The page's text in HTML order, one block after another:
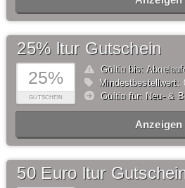
25%
GUTSCHEIN
25% ltur Gutschein
Gültig bis:
Mindestbestellwert:
Gültig für: Neu- &
Anzeigen
50 Euro ltur